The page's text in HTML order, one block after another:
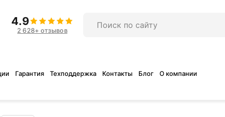
4.9
2 628+ отзывов
Гарантия Техподдержка Контакты Блог О компании